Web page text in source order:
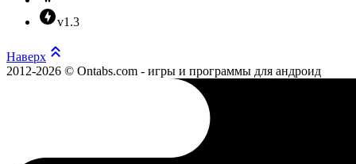
v1.3
Наверх
2012-2026 © Ontabs.com - игры и программы для андроид